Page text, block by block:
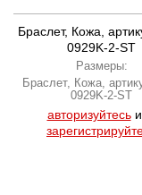
Браслет, Кожа,
0929K-2-ST
Размеры:
Браслет, Кожа,
0929K-2-ST
авторизуйтесь